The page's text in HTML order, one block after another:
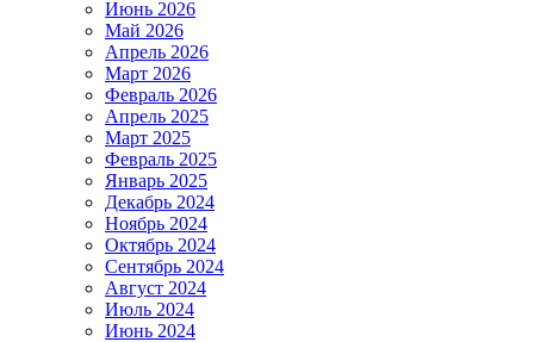
Июнь 2026
Май 2026
Апрель 2026
Март 2026
Февраль 2026
Апрель 2025
Март 2025
Февраль 2025
Январь 2025
Декабрь 2024
Ноябрь 2024
Октябрь 2024
Сентябрь 2024
Август 2024
Июль 2024
Июнь 2024